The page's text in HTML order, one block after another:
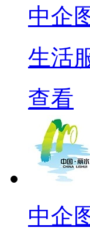
中企
生活
查看
中企